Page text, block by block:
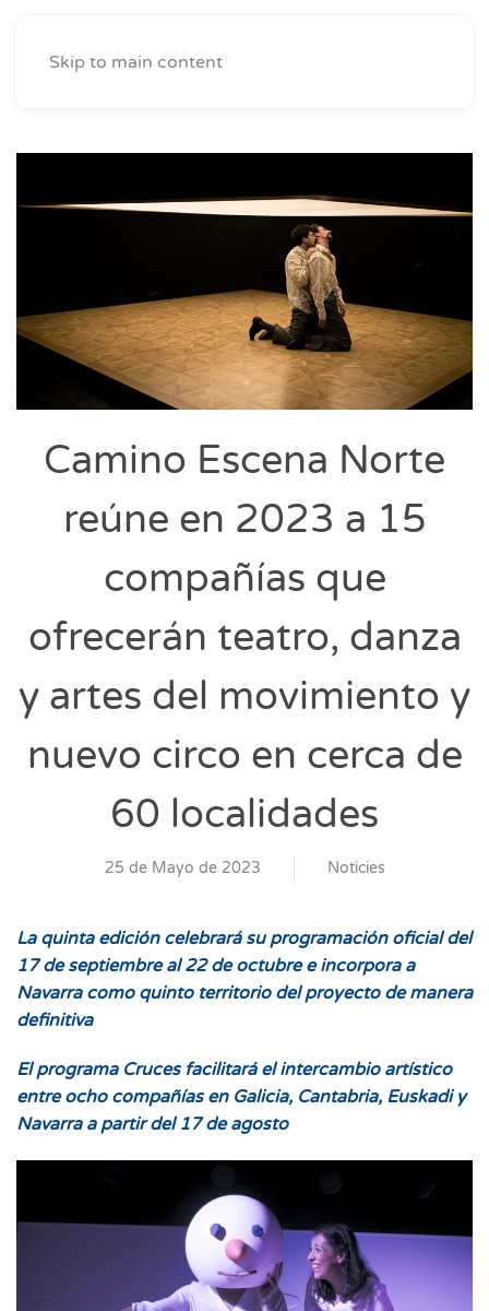
Skip to main content
Camino Escena Norte
reúne en 2023 a 15
compañías que
ofrecerán teatro, danza
y artes del movimiento y
nuevo circo en cerca de
60 localidades
25 de Mayo de 2023 Noticies
La quinta edición celebrará su programación oficial del
17 de septiembre al 22 de octubre e incorpora a
Navarra como quinto territorio del proyecto de manera
definitiva
El programa Cruces facilitará el intercambio artístico
entre ocho compañías en Galicia, Cantabria, Euskadi y
Navarra a partir del 17 de agosto